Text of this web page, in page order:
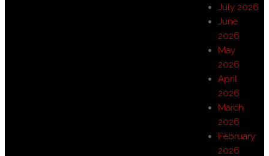
July 2026
June
2026
May
2026
April
2026
March
2026
February
2026